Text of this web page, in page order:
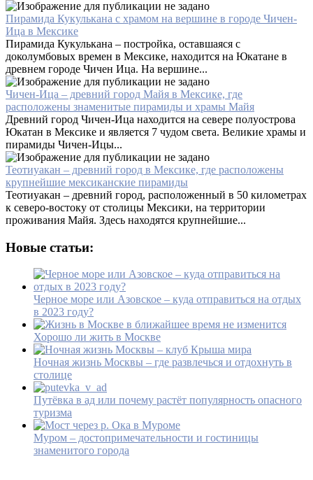
Пирамида Кукулькана с храмом на вершине в городе Чичен-
Ица в Мексике
Пирамида Кукулькана – постройка, оставшаяся с
доколумбовых времен в Мексике, находится на Юкатане в
древнем городе Чичен Ица. На вершине...
Чичен-Ица – древний город Майя в Мексике, где
расположены знаменитые пирамиды и храмы Майя
Древний город Чичен-Ица находится на севере полуострова
Юкатан в Мексике и является 7 чудом света. Великие храмы и
пирамиды Чичен-Ицы...
Теотиуакан – древний город в Мексике, где расположены
крупнейшие мексиканские пирамиды
Теотиуакан – древний город, расположенный в 50 километрах
к северо-востоку от столицы Мексики, на территории
проживания Майя. Здесь находятся крупнейшие...
Новые статьи:
Черное море или Азовское – куда отправиться на отдых
в 2023 году?
Хорошо ли жить в Москве
Ночная жизнь Москвы – где развлечься и отдохнуть в
столице
Путёвка в ад или почему растёт популярность опасного
туризма
Муром – достопримечательности и гостиницы
знаменитого города